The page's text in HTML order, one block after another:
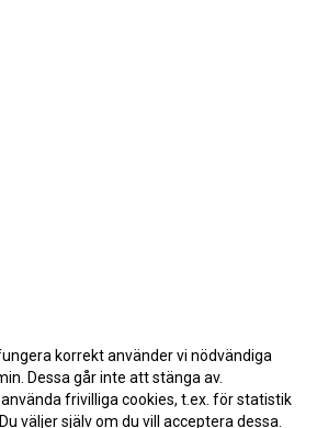
korrekt använder vi nödvändiga
Dessa går inte att stänga av.
frivilliga cookies, t.ex. för statistik
väljer själv om du vill acceptera dessa.